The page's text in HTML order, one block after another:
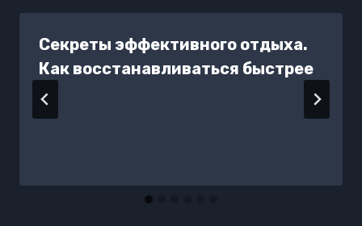
Секреты эффективного отдыха.
Как восстанавливаться быстрее